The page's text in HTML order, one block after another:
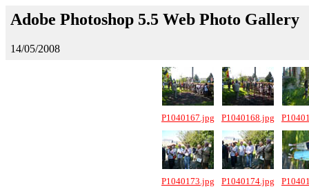
Adobe Photoshop 5.5 Web Photo Gallery
14/05/2008
P1040167.jpg P1040168.jpg
P1040173.jpg P1040174.jpg